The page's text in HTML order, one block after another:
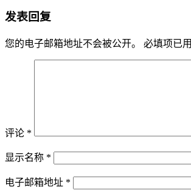
发表回复
您的电子邮箱地址不会被公开。 必填项已用
评论 *
显示名称 *
电子邮箱地址 *